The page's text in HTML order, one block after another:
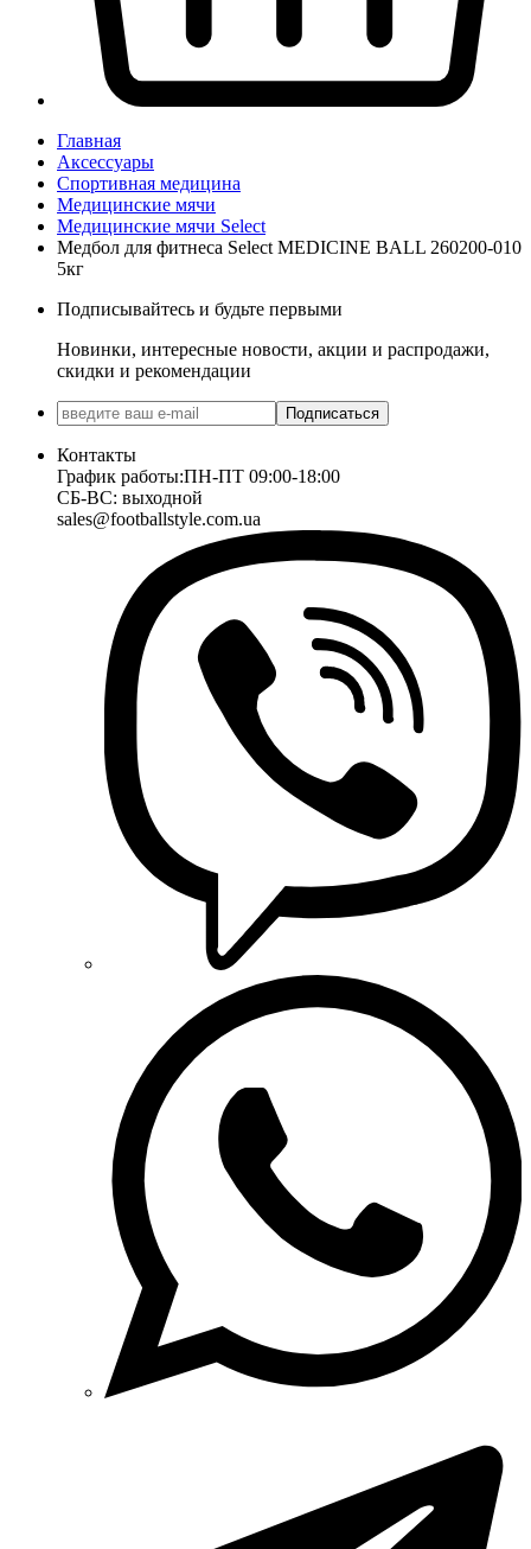
Главная
Аксессуары
Спортивная медицина
Медицинские мячи
Медицинские мячи Select
Медбол для фитнеса Select MEDICINE BALL 260200-010
5кг
Подписывайтесь и будьте первыми
Новинки, интересные новости, акции и распродажи,
скидки и рекомендации
Подписаться
Контакты
График работы:ПН-ПТ 09:00-18:00
СБ-ВС: выходной
sales@footballstyle.com.ua